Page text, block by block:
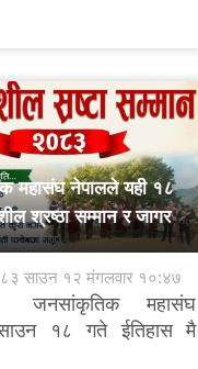
महासंघ नेपालले यही १८
श्रष्ठा सम्मान र जागरण
गर्ने
साउन १२ मंगलवार १०:४७
जनसांकृतिक महासंघ
१८ गते ईतिहास मै